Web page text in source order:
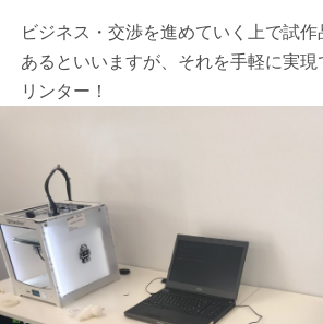
ビジネス・交渉を進めていく上で試
あるといいますが、それを手軽に実
リンター！